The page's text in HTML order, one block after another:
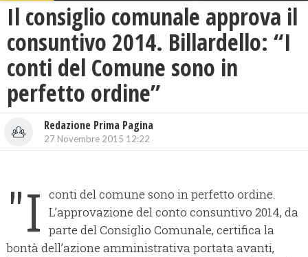
Il consiglio comunale approva il
consuntivo 2014. Billardello: “I
conti del Comune sono in
perfetto ordine”
Redazione Prima Pagina
27 Novembre 2015 12:22
"I conti del comune sono in perfetto ordine.
L’approvazione del conto consuntivo 2014, da
parte del Consiglio Comunale, certifica la
bontà dell’azione amministrativa portata avanti,